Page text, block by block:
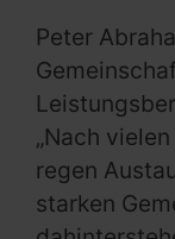
Peter
„Nach
regen
starken